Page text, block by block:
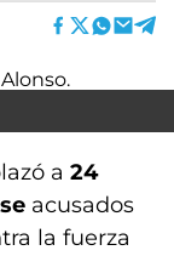
a 24
acusados
la fuerza